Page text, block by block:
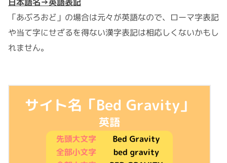
日本語名→英語表記
「あぶろおど」の場合は元々が英語なので、ローマ字表記
や当て字にせざるを得ない漢字表記は相応しくないかもし
れません。